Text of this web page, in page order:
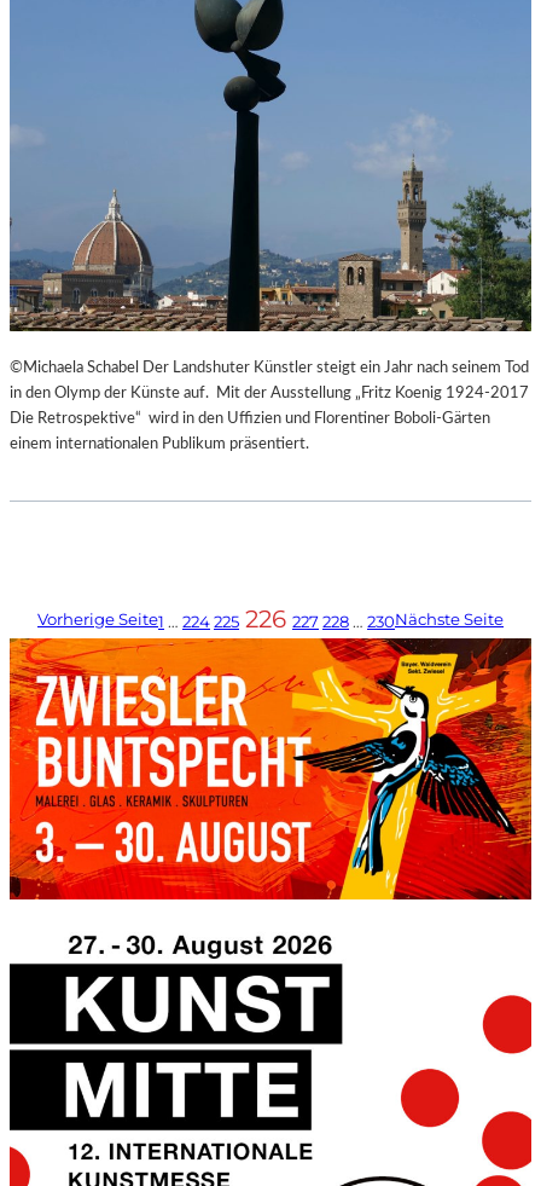
©Michaela Schabel Der Landshuter Künstler steigt ein Jahr nach seinem Tod
in den Olymp der Künste auf. Mit der Ausstellung „Fritz Koenig 1924-2017
Die Retrospektive“ wird in den Uffizien und Florentiner Boboli-Gärten
einem internationalen Publikum präsentiert.
Vorherige Seite1 … 224225 226 227228… 230Nächste Seite